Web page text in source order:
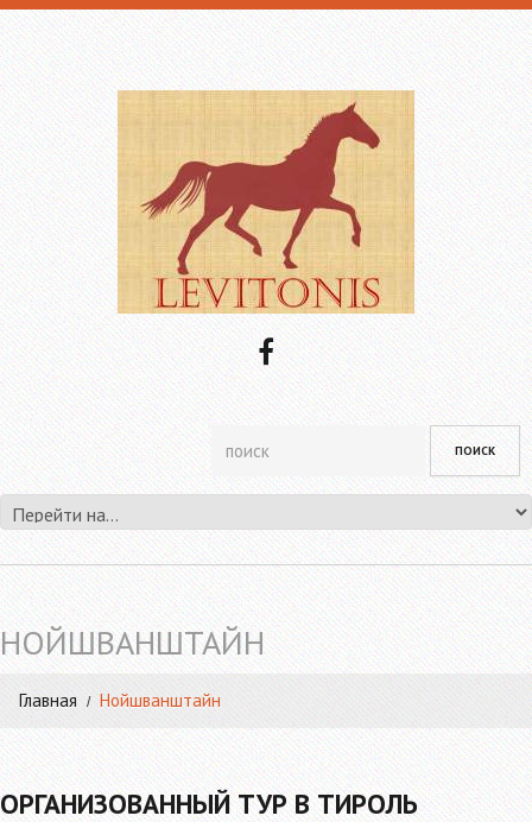
НОЙШВАНШТАЙН
Главная Нойшванштайн
ОРГАНИЗОВАННЫЙ ТУР В ТИРОЛЬ